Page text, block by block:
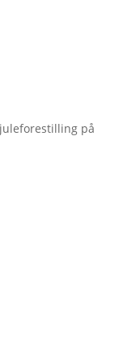
juleforestilling på